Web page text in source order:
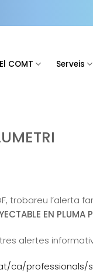
El COMT Serveis
trobareu l’alerta
EN
alertes
ca/professionals/